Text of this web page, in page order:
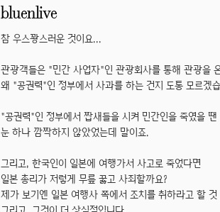
bluenlive
참 우스꽝스러운 것이요...
관광객들은 "민간 사업자"인 관광회사를 통해 관광을
왜 "공권력"인 정부에서 사과를 하는 건지 도통 모르겠
"공권력"인 정부에서 짭새들을 시켜 민간인을 죽였을 땐
눈 하나 깜짝하지 않았었는데 말이죠.
그리고, 한국인이 일본에 여행가서 사고로 죽었다면
일본 총리가 저렇게 무릎 꿇고 사죄할까요?
제가 보기엔 일본 여행사 쪽에서 조치를 취하라고 할